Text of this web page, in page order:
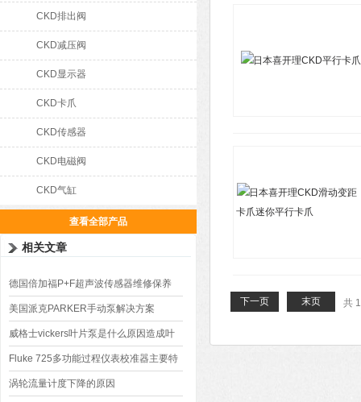
CKD排出阀
CKD减压阀
CKD显示器
CKD卡爪
CKD传感器
CKD电磁阀
CKD气缸
查看全部产品
相关文章
德国倍加福P+F超声波传感器维修保养
美国派克PARKER手动泵解决方案
威格士vickers叶片泵是什么原因造成叶
片断裂
Fluke 725多功能过程仪表校准器主要特
性
涡轮流量计度下降的原因
共
下一页 末页